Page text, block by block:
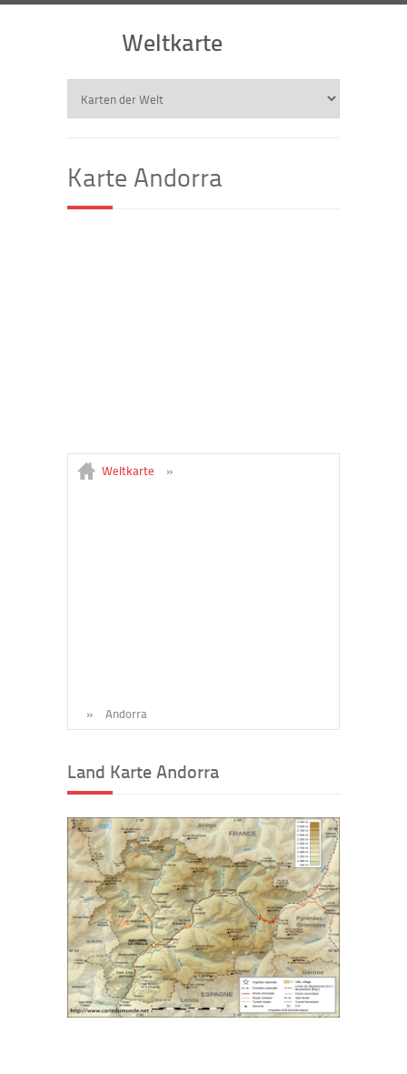
Weltkarte
Karte Andorra
Weltkarte »
» Andorra
Land Karte Andorra